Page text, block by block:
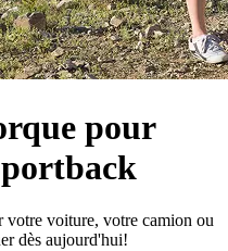
pour
votre voiture, votre camion ou
dès aujourd'hui!